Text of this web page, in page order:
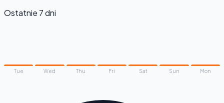
Ostatnie 7 dni
Tue Wed Thu Fri Sat Sun Mon